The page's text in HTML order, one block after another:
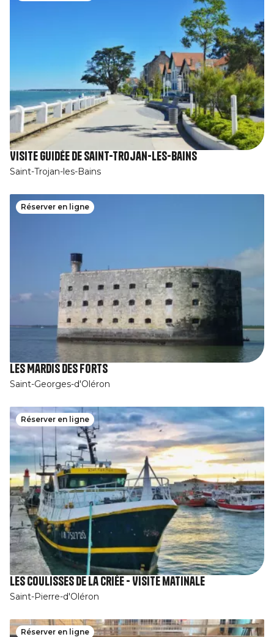
Visite guidée de Saint-Trojan-les-Bains
Saint-Trojan-les-Bains
Réserver en ligne
Les Mardis des Forts
Saint-Georges-d'Oléron
Réserver en ligne
Les coulisses de la criée - Visite matinale
Saint-Pierre-d'Oléron
Réserver en ligne